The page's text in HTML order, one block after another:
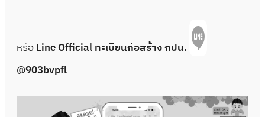
หรือLine Official ทะเบียนก่อสร้าง กปน.
@903bvpfl